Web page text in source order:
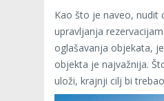
Kao što je naveo, nudit
upravljanja
oglašavanja objekata,
objekta je najvažnija.
uloži, krajnji cilj bi